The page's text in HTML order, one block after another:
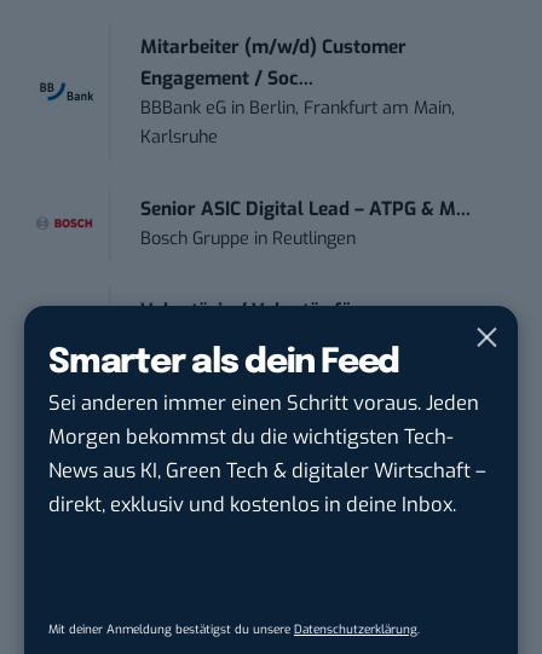
Smarter als dein Feed
Sei anderen immer einen Schritt voraus. Jeden
Morgen bekommst du die wichtigsten Tech-
News aus KI, Green Tech & digitaler Wirtschaft –
direkt, exklusiv und kostenlos in deine Inbox.
Mit deiner Anmeldung bestätigst du unsere Datenschutzerklärung.
Mitarbeiter (m/w/d) Customer
Engagement / Soc...
BBBank eG in Berlin, Frankfurt am Main,
Karlsruhe
Senior ASIC Digital Lead – ATPG & M...
Bosch Gruppe in Reutlingen
Volontärin / Volontär für
Kommunikation mit d...
DIHK | Deutsche Industrie- und
HandelskammerinBerlin
Teamleiter (m/w/d) Customer
Engagement / Soci...
Content Manager (m/w/g) mit